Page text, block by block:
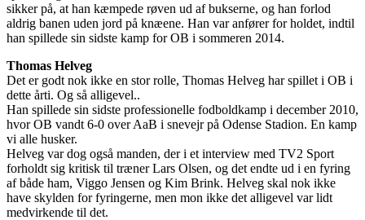
sikker på, at han kæmpede røven ud af bukserne, og han forlod
aldrig banen uden jord på knæene. Han var anfører for holdet, indtil
han spillede sin sidste kamp for OB i sommeren 2014.
Thomas Helveg
Det er godt nok ikke en stor rolle, Thomas Helveg har spillet i OB i
dette årti. Og så alligevel..
Han spillede sin sidste professionelle fodboldkamp i december 2010,
hvor OB vandt 6-0 over AaB i snevejr på Odense Stadion. En kamp
vi alle husker.
Helveg var dog også manden, der i et interview med TV2 Sport
forholdt sig kritisk til træner Lars Olsen, og det endte ud i en fyring
af både ham, Viggo Jensen og Kim Brink. Helveg skal nok ikke
have skylden for fyringerne, men mon ikke det alligevel var lidt
medvirkende til det.